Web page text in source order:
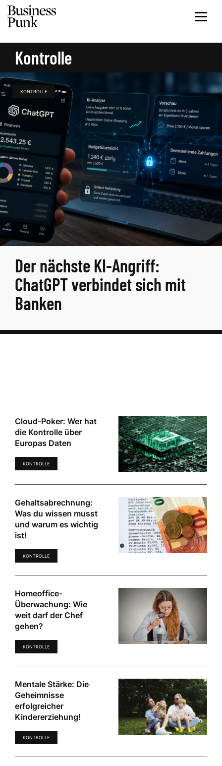
Kontrolle
KONTROLLE
Der nächste KI-Angriff:
ChatGPT verbindet sich mit
Banken
Cloud-Poker: Wer hat
die Kontrolle über
Europas Daten
KONTROLLE
Gehaltsabrechnung:
Was du wissen musst
und warum es wichtig
ist!
KONTROLLE
Homeoffice-
Überwachung: Wie
weit darf der Chef
gehen?
KONTROLLE
Mentale Stärke: Die
Geheimnisse
erfolgreicher
Kindererziehung!
KONTROLLE